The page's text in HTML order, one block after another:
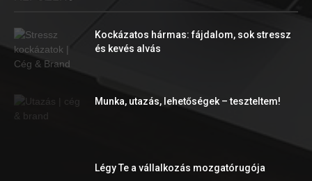
Kockázatos hármas: fájdalom, sok stressz
és kevés alvás
Munka, utazás, lehetőségek – teszteltem!
Légy Te a vállalkozás mozgatórugója